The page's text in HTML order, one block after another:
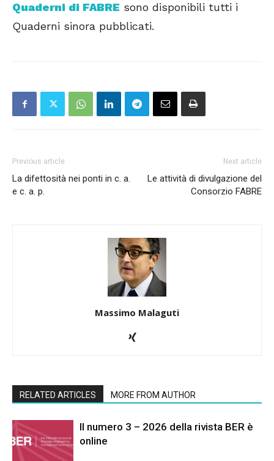
Quaderni di FABRE sono disponibili tutti i
Quaderni sinora pubblicati.
Previous article
La difettosità nei ponti in c. a.
e c. a. p.
Next article
Le attività di divulgazione del
Consorzio FABRE
Massimo Malaguti
RELATED ARTICLES MORE FROM AUTHOR
Il numero 3 – 2026 della rivista BER è
online